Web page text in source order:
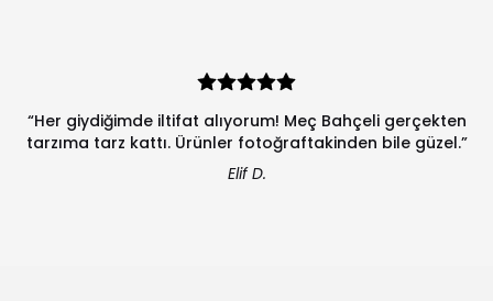
“Her giydiğimde iltifat alıyorum! Meç Bahçeli gerçekten
tarzıma tarz kattı. Ürünler fotoğraftakinden bile güzel.”
Elif D.